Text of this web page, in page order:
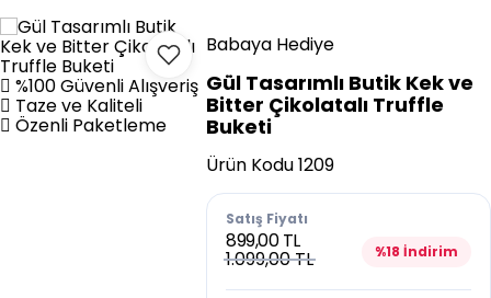
%100 Güvenli Alışveriş
Taze ve Kaliteli
Özenli Paketleme
Babaya Hediye
Gül Tasarımlı Butik Kek ve
Bitter Çikolatalı Truffle
Buketi
Ürün Kodu1209
Satış Fiyatı
899,00 TL
1.099,00 TL %18 İndirim